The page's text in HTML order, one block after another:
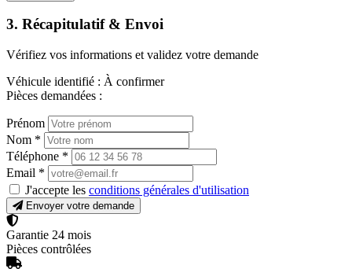
3. Récapitulatif & Envoi
Vérifiez vos informations et validez votre demande
Véhicule identifié : À confirmer
Pièces demandées :
Prénom
Nom *
Téléphone *
Email *
J'accepte les conditions générales d'utilisation
Envoyer votre demande
Garantie 24 mois
Pièces contrôlées